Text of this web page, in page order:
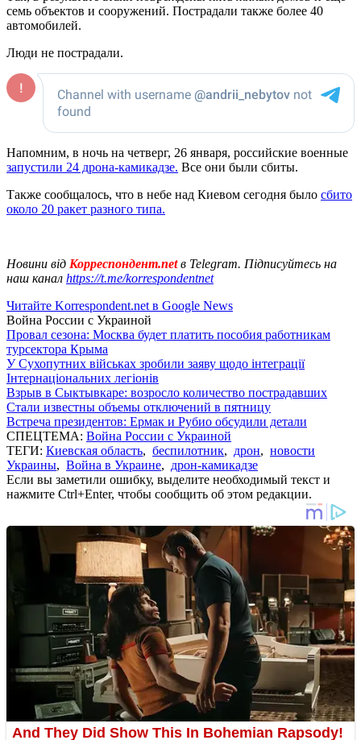
семь объектов и сооружений. Пострадали также более 40
автомобилей.
Люди не пострадали.
Напомним, в ночь на четверг, 26 января, российские военные
запустили 24 дрона-камикадзе. Все они были сбиты.
Также сообщалось, что в небе над Киевом сегодня было сбито
около 20 ракет разного типа.
Новини від Корреспондент.netв Telegram. Підписуйтесь на
наш канал https://t.me/korrespondentnet
Читайте Korrespondent.net в Google News
Война России с Украиной
Провал сезона: Москва будет платить пособия работникам
турсектора Крыма
У Сухопутних військах зробили заяву щодо інтеграції
Інтернаціональних легіонів
Взрыв в Сыктывкаре: возросло количество пострадавших
Стали известны объемы отключений в пятницу
Встреча президентов: Ермак и Рубио обсудили детали
СПЕЦТЕМА: Война России с Украиной
ТЕГИ: Киевская область, беспилотник, дрон, новости
Украины, Война в Украине, дрон-камикадзе
Если вы заметили ошибку, выделите необходимый текст и
нажмите Ctrl+Enter, чтобы сообщить об этом редакции.